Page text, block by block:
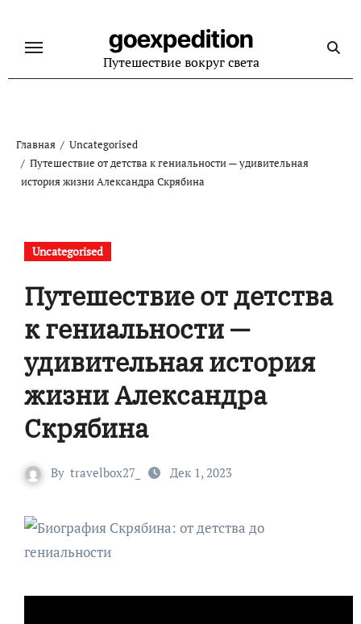
содержанию
goexpedition
Путешествие вокруг света
Главная
Uncategorised
Путешествие от детства к гениальности — удивительная
история жизни Александра Скрябина
Uncategorised
Путешествие от детства
к гениальности —
удивительная история
жизни Александра
Скрябина
By travelbox27_ Дек 1, 2023